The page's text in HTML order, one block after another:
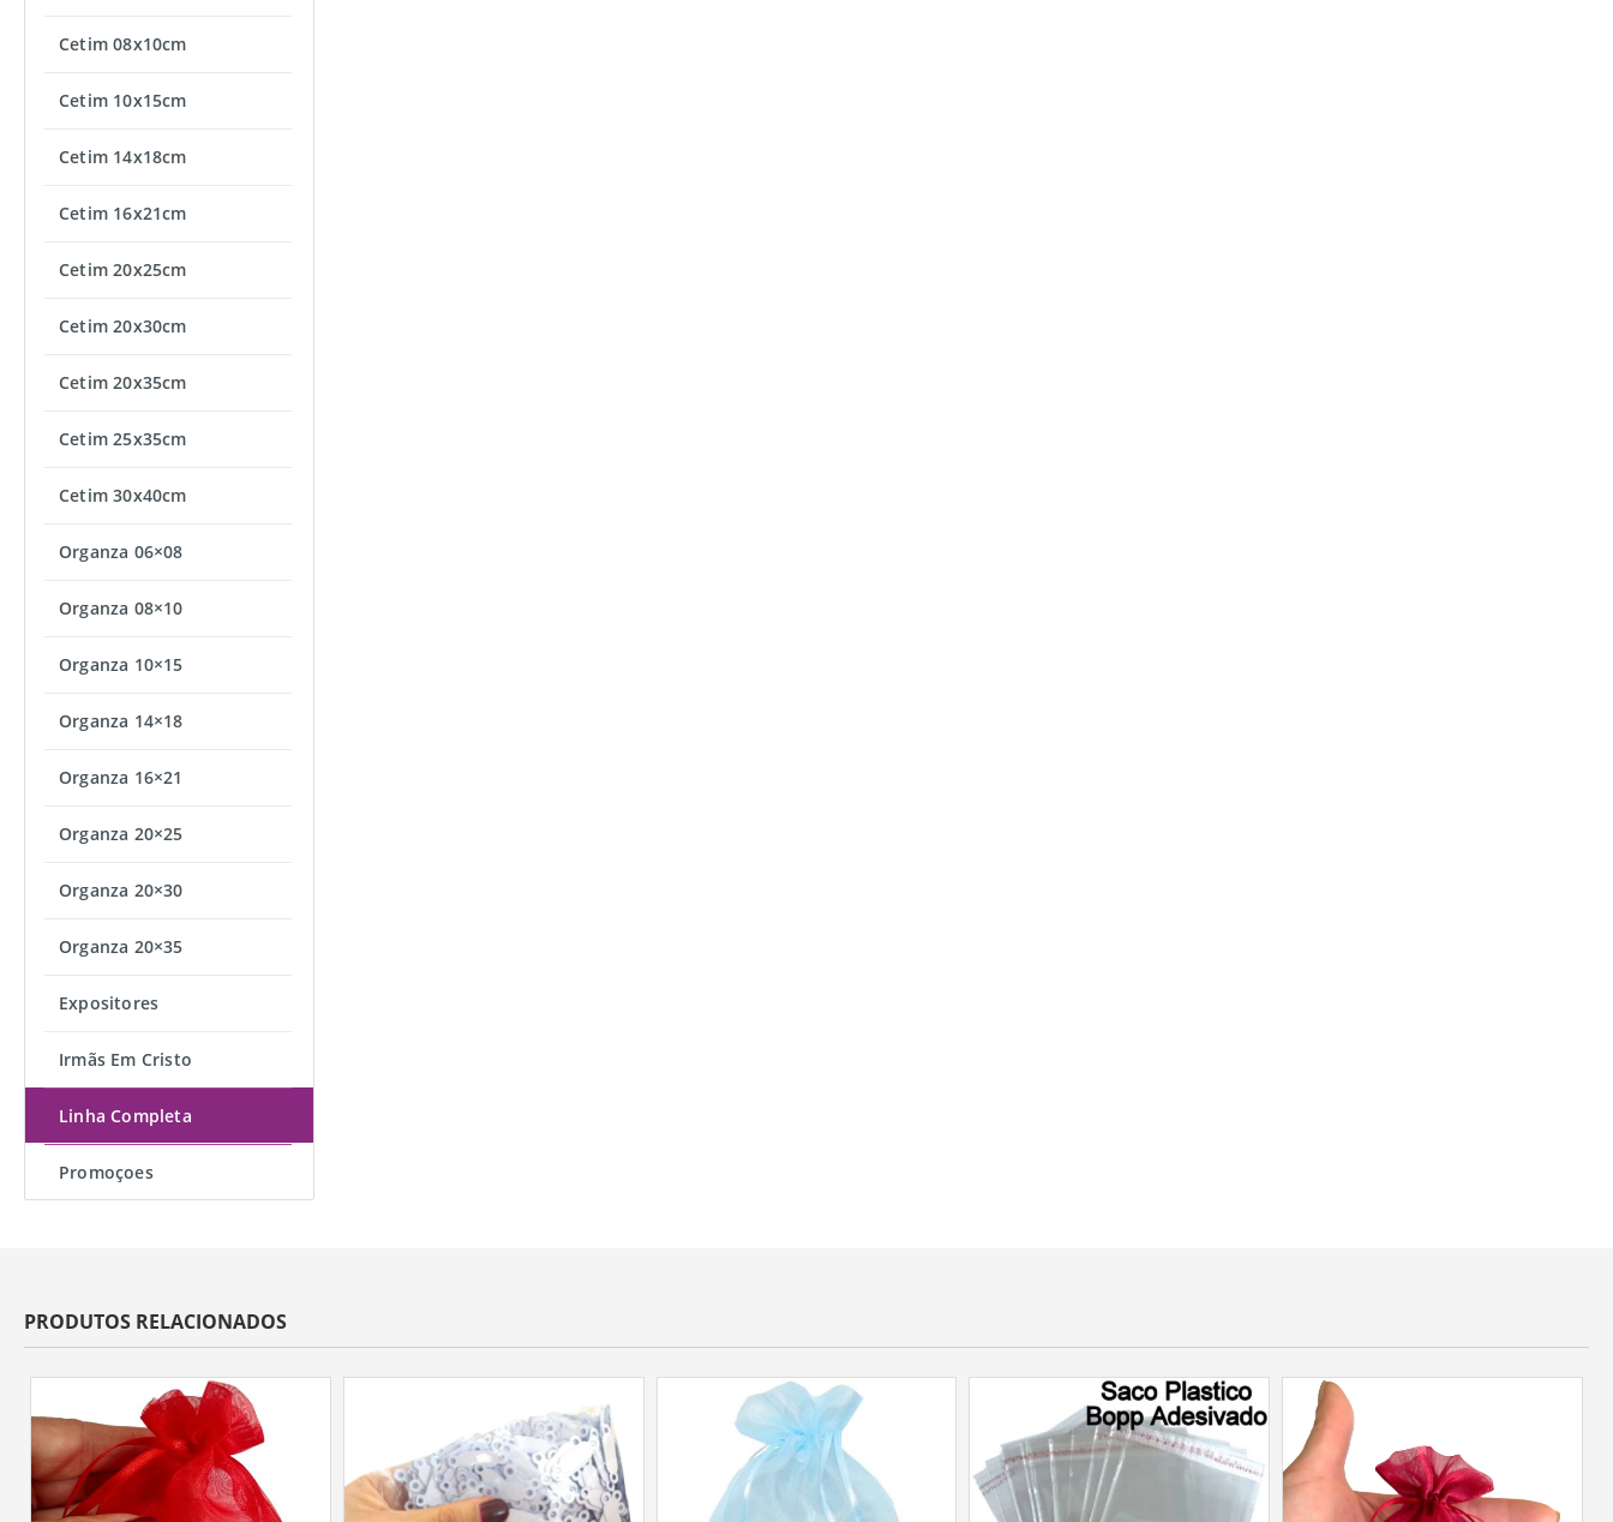
Cetim 08x10cm
Cetim 10x15cm
Cetim 14x18cm
Cetim 16x21cm
Cetim 20x25cm
Cetim 20x30cm
Cetim 20x35cm
Cetim 25x35cm
Cetim 30x40cm
Organza 06×08
Organza 08×10
Organza 10×15
Organza 14×18
Organza 16×21
Organza 20×25
Organza 20×30
Organza 20×35
Expositores
Irmãs Em Cristo
Linha Completa
Promoçoes
PRODUTOS RELACIONADOS